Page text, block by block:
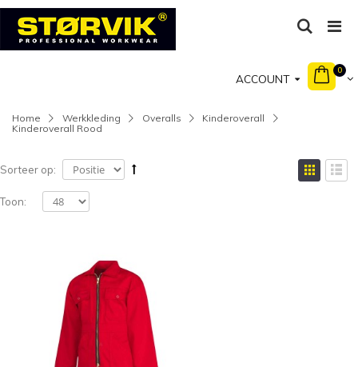
ACCOUNT
0
Home Werkkleding Overalls
Kinderoverall
Kinderoverall Rood
Sorteer op:
Toon: